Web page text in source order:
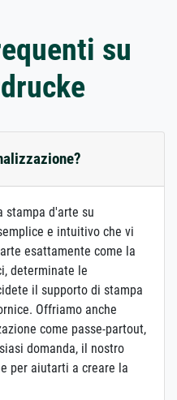
su
stampa d'arte su
e intuitivo che vi
esattamente come la
determinate le
il supporto di stampa
Offriamo anche
come passe-partout,
domanda, il nostro
per aiutarti a creare la